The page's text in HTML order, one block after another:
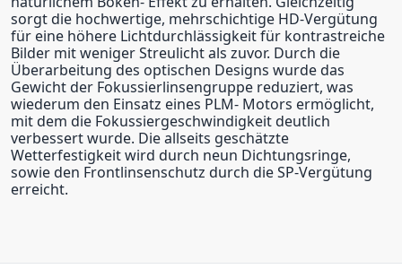
sorgt die hochwertige, mehrschichtige HD-Vergütung
für eine höhere Lichtdurchlässigkeit für kontrastreiche
Bilder mit weniger Streulicht als zuvor. Durch die
Überarbeitung des optischen Designs wurde das
Gewicht der Fokussierlinsengruppe reduziert, was
wiederum den Einsatz eines PLM- Motors ermöglicht,
mit dem die Fokussiergeschwindigkeit deutlich
verbessert wurde. Die allseits geschätzte
Wetterfestigkeit wird durch neun Dichtungsringe,
sowie den Frontlinsenschutz durch die SP-Vergütung
erreicht.